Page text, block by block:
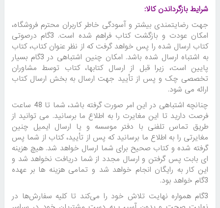
شرایط بازگرداندن کالا:
جهت رضایتمندی بیشتر و آسودگی خاطر کاربران محترم فروشگاه،
امکان عودت و بازگشت کتاب فراهم شده است. 3گام درصوتی
کتاب ارسال شده را پس خواهد گرفت که از نظر عنوان کتاب، کتاب
به اشتباه ارسال شده باشد. امکان چنین اشتباهی در 3گام بسیار
پایین است، زیرا قبل از ارسال کتابها، کتاب توسط مشاوران
تخصصی چک و پس از تأیید جهت ارسال به بخش ارسال کتاب
ارائه می شود.
چنانچه اشتباهی در این امر صورت گرفته باشد، شما تا 48 ساعت
فرصت دارید تا این مغایرت را به اطلاع ما برسانید. می توانید از
طریق تماس تلفنی با دفتر موسسه و یا ارسال ایمیل چنین
مغایرتی را به اطلاع ما برسانید که پس از تأیید، کتاب از شما پس
گرفته شده و کتاب صحیح برای شما ارسال خواهد شد. هیچ هزینه
ای بابت پس گرفتن و ارسال مجدد از شما دریافت نخواهد شد و
این کار به رایگان انجام خواهد شد و تمامی هزینه ها بر عهده
3گام خواهد بود.
3گام همواره نهایت تلاش خود را می‏‌کند تا کلیه سفارش‏‌ها در